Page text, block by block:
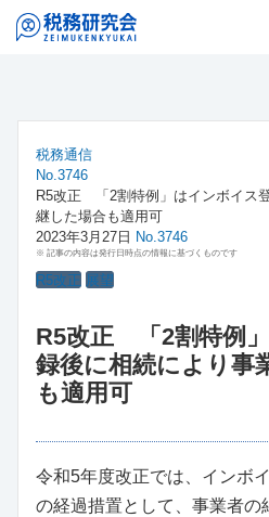
税務通信
No.3746
R5改正 「2割特例」はインボイス
継した場合も適用可
2023年3月27日 No.3746
※ 記事の内容は発行日時点の情報に基づくものです
R5改正 展望
R5改正 「2割特例
録後に相続により事
も適用可
令和5年度改正では、インボ
の経過措置として、事業者の